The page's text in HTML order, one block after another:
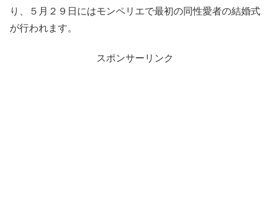
り、５月２９日にはモンペリエで最初の同性愛者の結婚式
が行われます。
スポンサーリンク